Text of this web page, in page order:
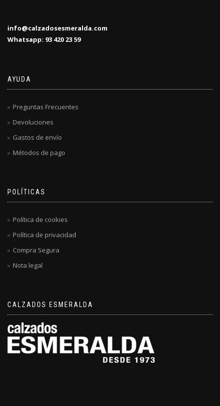
info@calzadosesmeralda.com
Whatsapp: 93 420 23 59
AYUDA
Preguntas Frecuentes
Devoluciones
Gastos de envío
Métodos de pago
POLÍTICAS
Política de cookies
Política de privacidad
Compra Segura
Nota legal
CALZADOS ESMERALDA